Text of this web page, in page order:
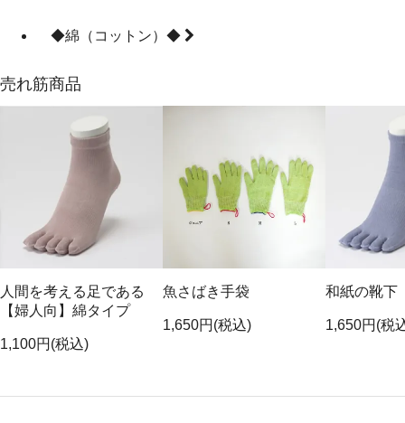
◆綿（コットン）◆
売れ筋商品
人間を考える足である
【婦人向】綿タイプ
1,100円(税込)
魚さばき手袋
1,650円(税込)
和紙の靴下
1,650円(税